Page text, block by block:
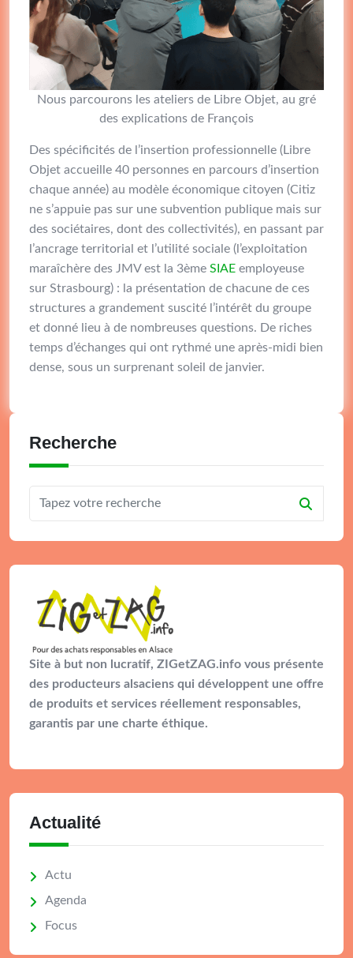
Nous parcourons les ateliers de Libre Objet, au gré
des explications de François
Des spécificités de l’insertion professionnelle (Libre
Objet accueille 40 personnes en parcours d’insertion
chaque année) au modèle économique citoyen (Citiz
ne s’appuie pas sur une subvention publique mais sur
des sociétaires, dont des collectivités), en passant par
l’ancrage territorial et l’utilité sociale (l’exploitation
maraîchère des JMV est la 3ème SIAE employeuse
sur Strasbourg) : la présentation de chacune de ces
structures a grandement suscité l’intérêt du groupe
et donné lieu à de nombreuses questions. De riches
temps d’échanges qui ont rythmé une après-midi bien
dense, sous un surprenant soleil de janvier.
Recherche
Site à but non lucratif, ZIGetZAG.info vous présente
des producteurs alsaciens qui développent une offre
de produits et services réellement responsables,
garantis par une charte éthique.
Actualité
Actu
Agenda
Focus